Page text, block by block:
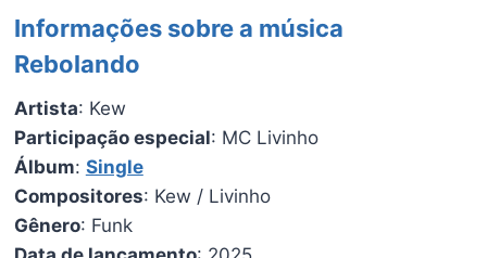
Informações sobre a música
Rebolando
Artista: Kew
Participação especial: MC Livinho
Álbum: Single
Compositores: Kew / Livinho
Gênero: Funk